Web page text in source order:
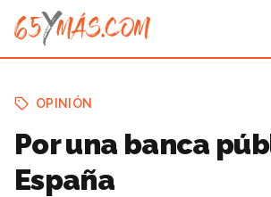
OPINIÓN
Por una banca
España